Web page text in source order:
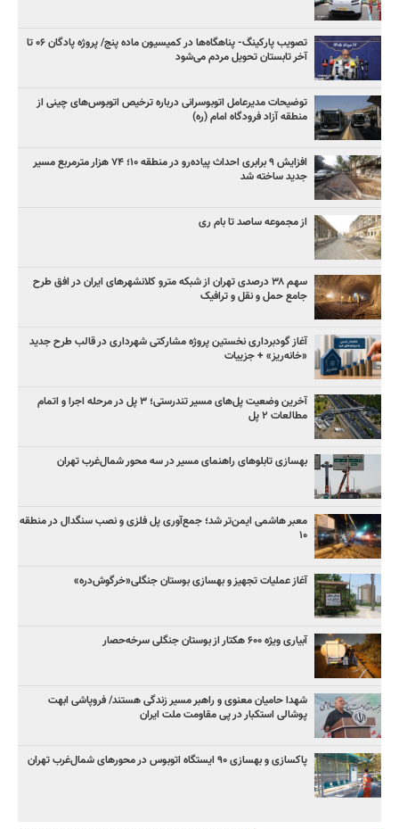
تصویب پارکینگ- پناهگاه‌ها در کمیسیون ماده پنج/ پروژه پادگان ۰۶ تا
آخر تابستان تحویل مردم می‌شود
توضیحات مدیرعامل اتوبوسرانی درباره ترخیص اتوبوس‌های چینی از
منطقه آزاد فرودگاه امام (ره)
افزایش ۹ برابری احداث پیاده‌رو در منطقه ۱۰؛ ۷۴ هزار مترمربع مسیر
جدید ساخته شد
از مجموعه ساصد تا بام ری
سهم ۳۸ درصدی تهران از شبکه مترو کلانشهرهای ایران در افق طرح
جامع حمل و نقل و ترافیک
آغاز گودبرداری نخستین پروژه مشارکتی شهرداری در قالب طرح جدید
«خانه‌ریز» + جزییات
آخرین وضعیت پل‌های مسیر تندرستی؛ ۳ پل در مرحله اجرا و اتمام
مطالعات ۲ پل
بهسازی تابلوهای راهنمای مسیر در سه محور شمال‌غرب تهران
معبر هاشمی ایمن‌تر شد؛ جمع‌آوری پل فلزی و نصب سنگدال در منطقه
۱۰
آغاز عملیات تجهیز و بهسازی بوستان جنگلی«خرگوش‌دره»
آبیاری ویژه ۶۰۰ هکتار از بوستان جنگلی سرخه‌حصار
شهدا حامیان معنوی و راهبر مسیر زندگی هستند/ فروپاشی ابهت
پوشالی استکبار در پی مقاومت ملت ایران
پاکسازی و بهسازی ۹۰ ایستگاه اتوبوس در محورهای شمال‌غرب تهران